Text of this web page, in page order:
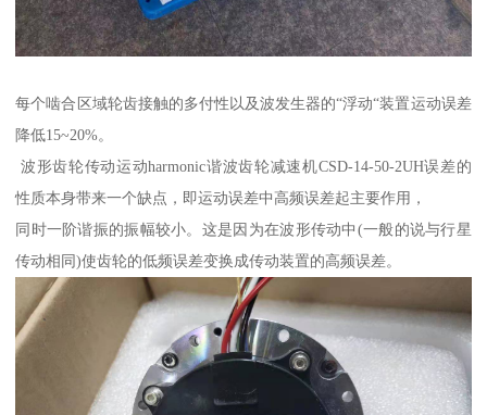
每个啮合区域轮齿接触的多付性以及波发生器的“浮动“装置运动误差
降低15~20%。
波形齿轮传动运动harmonic谐波齿轮减速机CSD-14-50-2UH误差的
性质本身带来一个缺点，即运动误差中高频误差起主要作用，
同时一阶谐振的振幅较小。这是因为在波形传动中(一般的说与行星
传动相同)使齿轮的低频误差变换成传动装置的高频误差。